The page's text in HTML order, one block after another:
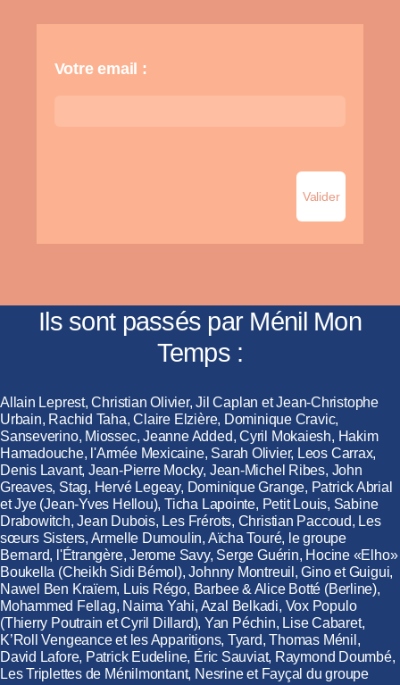
Votre email :
Ils sont passés par Ménil Mon
Temps :
Allain Leprest, Christian Olivier, Jil Caplan et Jean-Christophe
Urbain, Rachid Taha, Claire Elzière, Dominique Cravic,
Sanseverino, Miossec, Jeanne Added, Cyril Mokaiesh, Hakim
Hamadouche, l'Armée Mexicaine, Sarah Olivier, Leos Carrax,
Denis Lavant, Jean-Pierre Mocky, Jean-Michel Ribes, John
Greaves, Stag, Hervé Legeay, Dominique Grange, Patrick Abrial
et Jye (Jean-Yves Hellou), Ticha Lapointe, Petit Louis, Sabine
Drabowitch, Jean Dubois, Les Frérots, Christian Paccoud, Les
sœurs Sisters, Armelle Dumoulin, Aïcha Touré, le groupe
Bernard, l'Étrangère, Jerome Savy, Serge Guérin, Hocine «Elho»
Boukella (Cheikh Sidi Bémol), Johnny Montreuil, Gino et Guigui,
Nawel Ben Kraïem, Luis Régo, Barbee & Alice Botté (Berline),
Mohammed Fellag, Naima Yahi, Azal Belkadi, Vox Populo
(Thierry Poutrain et Cyril Dillard), Yan Péchin, Lise Cabaret,
K’Roll Vengeance et les Apparitions, Tyard, Thomas Ménil,
David Lafore, Patrick Eudeline, Éric Sauviat, Raymond Doumbé,
Les Triplettes de Ménilmontant, Nesrine et Fayçal du groupe